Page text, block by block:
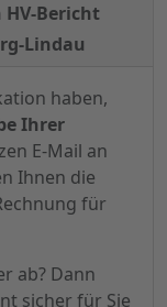
Bericht
Lindau
haben,
Ihrer
E-Mail an
Ihnen die
für
ab? Dann
sicher für Sie